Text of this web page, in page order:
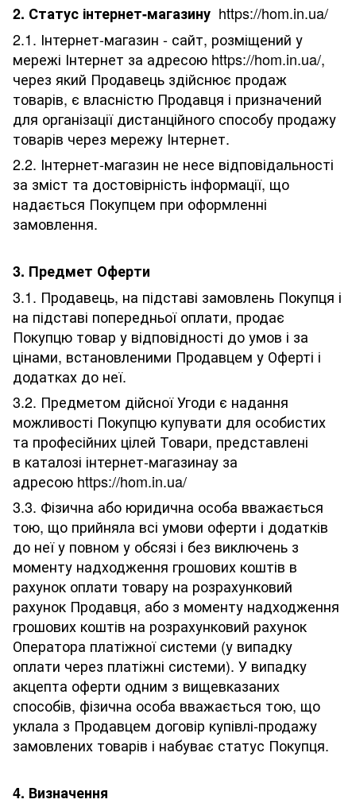
2. Статус інтернет-магазину https://hom.in.ua/
2.1. Інтернет-магазин - сайт, розміщений у
мережі Інтернет за адресою https://hom.in.ua/,
через який Продавець здійснює продаж
товарів, є власністю Продавця і призначений
для організації дистанційного способу продажу
товарів через мережу Інтернет.
2.2. Інтернет-магазин не несе відповідальності
за зміст та достовірність інформації, що
надається Покупцем при оформленні
замовлення.
3. Предмет Оферти
3.1. Продавець, на підставі замовлень Покупця і
на підставі попередньої оплати, продає
Покупцю товар у відповідності до умов і за
цінами, встановленими Продавцем у Оферті і
додатках до неї.
3.2. Предметом дійсної Угоди є надання
можливості Покупцю купувати для особистих
та професійних цілей Товари, представлені
в каталозі інтернет-магазинау за
адресою https://hom.in.ua/
3.3. Фізична або юридична особа вважається
тою, що прийняла всі умови оферти і додатків
до неї у повном у обсязі і без виключень з
моменту надходження грошових коштів в
рахунок оплати товару на розрахунковий
рахунок Продавця, або з моменту надходження
грошових коштів на розрахунковий рахунок
Оператора платіжної системи (у випадку
оплати через платіжні системи). У випадку
акцепта оферти одним з вищевказаних
способів, фізична особа вважається тою, що
уклала з Продавцем договір купівлі-продажу
замовлених товарів і набуває статус Покупця.
4. Визначення